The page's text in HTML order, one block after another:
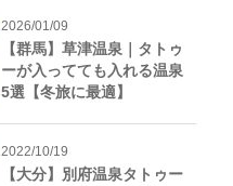
2026/01/09
【群馬】草津温泉｜タトゥ
ーが入ってても入れる温泉
5選【冬旅に最適】
2022/10/19
【大分】別府温泉タトゥー